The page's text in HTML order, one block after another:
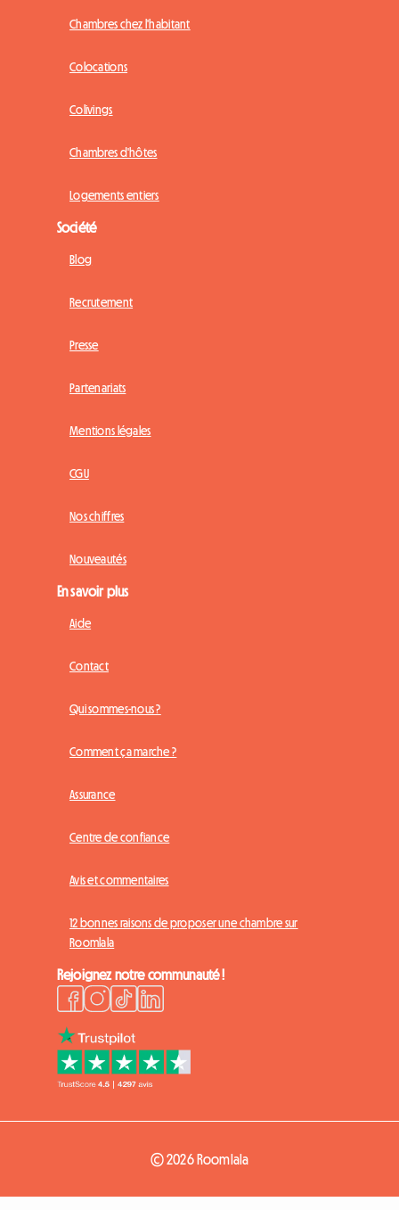
Chambres chez l'habitant
Colocations
Colivings
Chambres d'hôtes
Logements entiers
Société
Blog
Recrutement
Presse
Partenariats
Mentions légales
CGU
Nos chiffres
Nouveautés
En savoir plus
Aide
Contact
Qui sommes-nous ?
Comment ça marche ?
Assurance
Centre de confiance
Avis et commentaires
12 bonnes raisons de proposer une chambre sur
Roomlala
Rejoignez notre communauté !
© 2026 Roomlala